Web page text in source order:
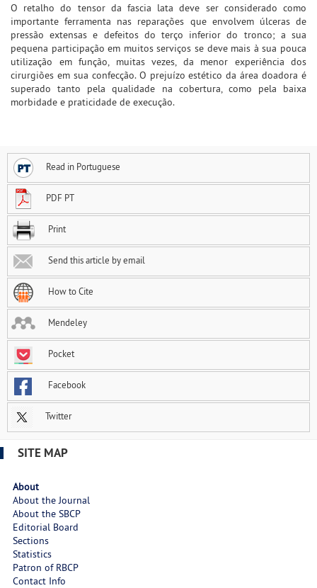
O retalho do tensor da fascia lata deve ser considerado como
importante ferramenta nas reparações que envolvem úlceras de
pressão extensas e defeitos do terço inferior do tronco; a sua
pequena participação em muitos serviços se deve mais à sua pouca
utilização em função, muitas vezes, da menor experiência dos
cirurgiões em sua confecção. O prejuízo estético da área doadora é
superado tanto pela qualidade na cobertura, como pela baixa
morbidade e praticidade de execução.
Read in Portuguese
PDF PT
Print
Send this article by email
How to Cite
Mendeley
Pocket
Facebook
Twitter
SITE MAP
About
About the Journal
About the SBCP
Editorial Board
Sections
Statistics
Patron of RBCP
Contact Info